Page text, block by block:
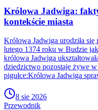
Królowa Jadwiga:
kontekście miasta
Królowa Jadwiga urodziła
lutego 1374 roku w Budzie
królowa Jadwiga
dziedzictwo pozostaje żywe
pigułce:Królowa Jadwiga
8 sie 2026
Przewodnik